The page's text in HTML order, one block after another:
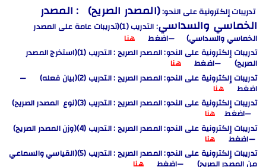
تدريبات إلكترونية على النحو:(المصدر الصريح) : المصدر
الخماسي والسداسي
: التدريب (1)(تدريبات عامة على المصدر
الخماسي والسداسي) —اضغط هنا
تدريبات إلكترونية على النحو: المصدر الصريح : التدريب (1)(استخرج المصدر
الصريح) —اضغطهنا
تدريبات إلكترونية على النحو: المصدر الصريح : التدريب (2)(بيان فعله) —
اضغطهنا
تدريبات إلكترونية على النحو: المصدر الصريح : التدريب (3)(نوع المصدر الصريح)
—اضغط هنا
تدريبات إلكترونية على النحو: المصدر الصريح : التدريب (4)(وزن المصدر الصريح)
—اضغط هنا
تدريبات إلكترونية على النحو: المصدر الصريح : التدريب (5)(القياسي والسماعي
من المصدر الصريح) —اضغطهنا